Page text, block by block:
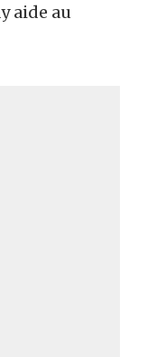
aide au